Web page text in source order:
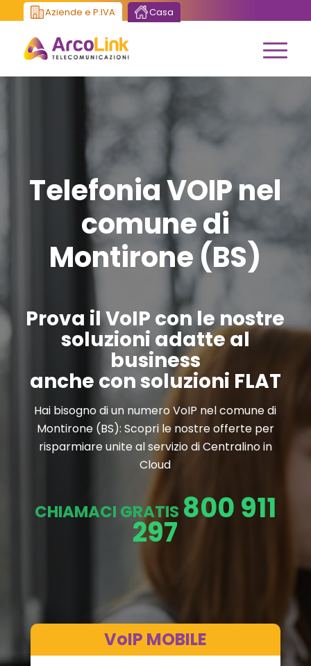
Aziende e P.IVA Casa
Telefonia VOIP nel
comune di
Montirone (BS)
Prova il VoIP con le nostre
soluzioni adatte al
business
anche con soluzioni FLAT
Hai bisogno di un numero VoIP nel comune di
Montirone (BS): Scopri le nostre offerte per
risparmiare unite al servizio di Centralino in
Cloud
CHIAMACI GRATIS 800 911
297
VoIP MOBILE